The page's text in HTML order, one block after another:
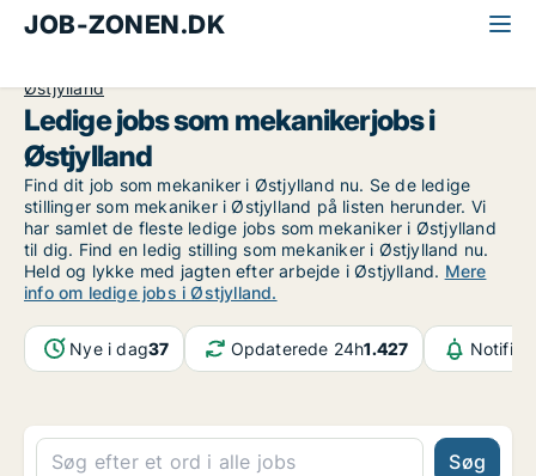
JOB-ZONEN.DK
Østjylland
Ledige jobs som mekanikerjobs i
Østjylland
Find dit job som mekaniker i Østjylland nu. Se de ledige
stillinger som mekaniker i Østjylland på listen herunder. Vi
har samlet de fleste ledige jobs som mekaniker i Østjylland
til dig. Find en ledig stilling som mekaniker i Østjylland nu.
Held og lykke med jagten efter arbejde i Østjylland. Mere
info om ledige jobs i Østjylland.
Nye i dag37 Opdaterede 24h1.427
Søg